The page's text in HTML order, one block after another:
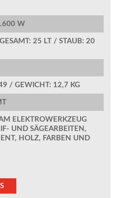
W
25 LT / STAUB: 20
/ GEWICHT: 12,7 KG
ELEKTROWERKZEUG
UND SÄGEARBEITEN,
HOLZ, FARBEN UND